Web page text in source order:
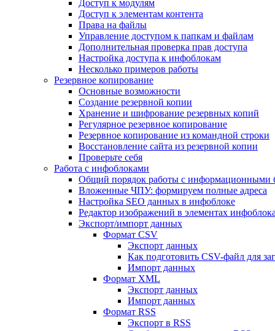
Доступ к модулям
Доступ к элементам контента
Права на файлы
Управление доступом к папкам и файлам
Дополнительная проверка прав доступа
Настройка доступа к инфоблокам
Несколько примеров работы
Резервное копирование
Основные возможности
Создание резервной копии
Хранение и шифрование резервных копий
Регулярное резервное копирование
Резервное копирование из командной строки
Восстановление сайта из резервной копии
Проверьте себя
Работа с инфоблоками
Общий порядок работы с информационными
Вложенные ЧПУ: формируем полные адреса
Настройка SEO данных в инфоблоке
Редактор изображений в элементах инфоблока
Экспорт/импорт данных
Формат CSV
Экспорт данных
Как подготовить CSV-файл для
Импорт данных
Формат XML
Экспорт данных
Импорт данных
Формат RSS
Экспорт в RSS